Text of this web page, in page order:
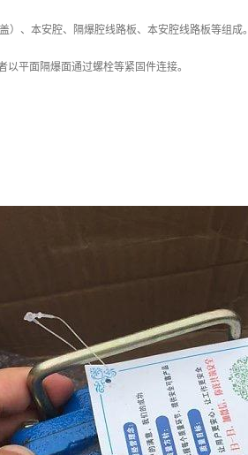
）、本安腔、隔爆腔线路板、本安腔线路板等组成。
以平面隔爆面通过螺栓等紧固件连接。